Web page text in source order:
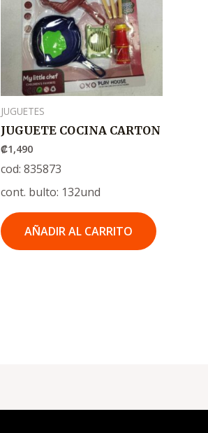
JUGUETES
JUGUETE COCINA CARTON
₡1,490
cod: 835873
cont. bulto: 132und
AÑADIR AL CARRITO